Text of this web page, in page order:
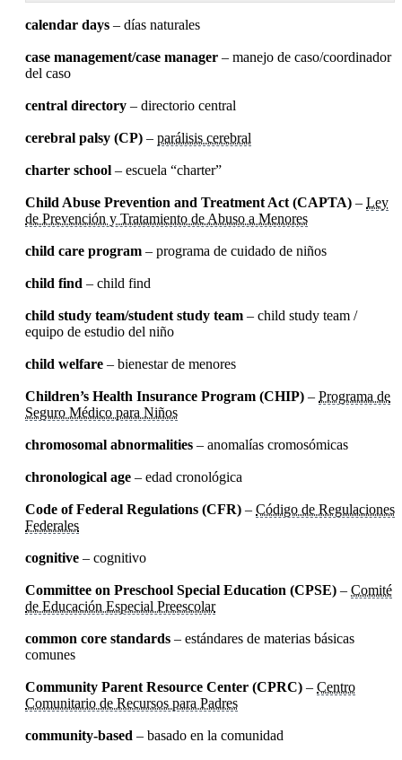
calendar days – días naturales
case management/case manager – manejo de caso/coordinador
del caso
central directory – directorio central
cerebral palsy (CP) – parálisis cerebral
charter school – escuela “charter”
Child Abuse Prevention and Treatment Act (CAPTA) – Ley
de Prevención y Tratamiento de Abuso a Menores
child care program – programa de cuidado de niños
child find – child find
child study team/student study team – child study team /
equipo de estudio del niño
child welfare – bienestar de menores
Children’s Health Insurance Program (CHIP) – Programa de
Seguro Médico para Niños
chromosomal abnormalities – anomalías cromosómicas
chronological age – edad cronológica
Code of Federal Regulations (CFR) – Código de Regulaciones
Federales
cognitive – cognitivo
Committee on Preschool Special Education (CPSE) – Comité
de Educación Especial Preescolar
common core standards – estándares de materias básicas
comunes
Community Parent Resource Center (CPRC) – Centro
Comunitario de Recursos para Padres
community-based – basado en la comunidad